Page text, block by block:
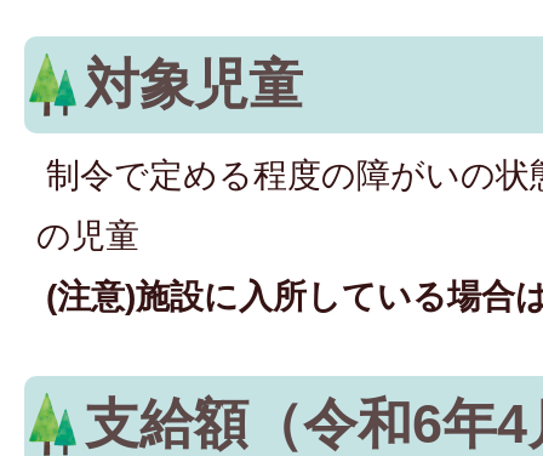
対象児童
制令で定める程度の障がいの
の児童
(注意)施設に入所している場合
支給額（令和6年4